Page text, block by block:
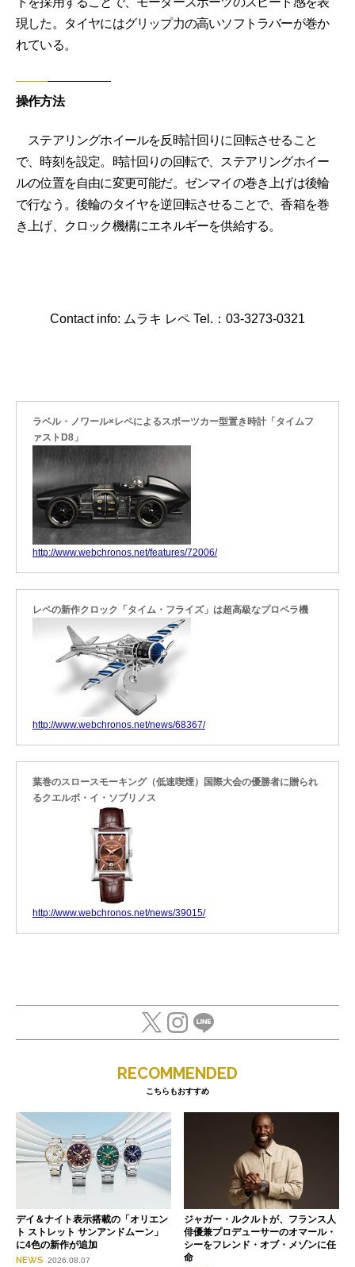
現した。タイヤにはグリップ力の高いソフトラバーが巻か
れている。
操作方法
ステアリングホイールを反時計回りに回転させること
で、時刻を設定。時計回りの回転で、ステアリングホイー
ルの位置を自由に変更可能だ。ゼンマイの巻き上げは後輪
で行なう。後輪のタイヤを逆回転させることで、香箱を巻
き上げ、クロック機構にエネルギーを供給する。
Contact info: ムラキ レペ Tel.：03-3273-0321
ラベル・ノワール×レペによるスポーツカー型置き時計「タイムフ
ァストD8」
http://www.webchronos.net/features/72006/
レペの新作クロック「タイム・フライズ」は超高級なプロペラ機
http://www.webchronos.net/news/68367/
葉巻のスロースモーキング（低速喫煙）国際大会の優勝者に贈られ
るクエルボ・イ・ソブリノス
http://www.webchronos.net/news/39015/
RECOMMENDED
こちらもおすすめ
デイ＆ナイト表示搭載の「オリエン
ト ストレット サンアンドムーン」
に4色の新作が追加
NEWS 2026.08.07
ジャガー・ルクルトが、フランス人
俳優兼プロデューサーのオマール・
シーをフレンド・オブ・メゾンに任
命